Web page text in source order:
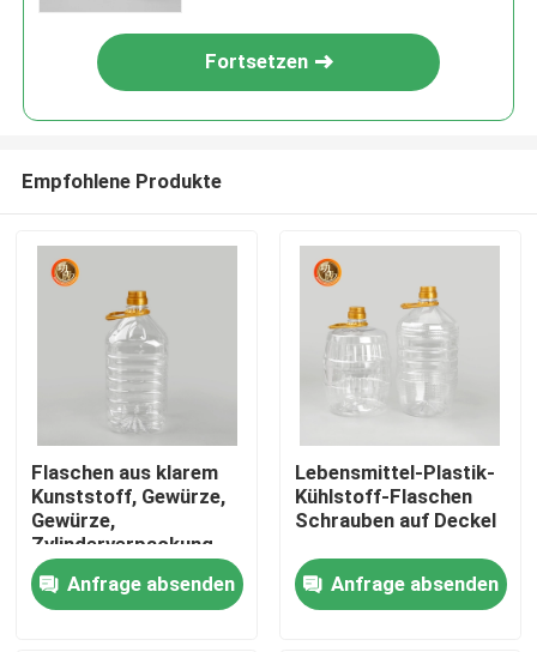
Startseite
Fortsetzen
Empfohlene Produkte
Flaschen aus klarem
Kunststoff, Gewürze,
Gewürze,
Zylinderverpackung
1000 ml-1800 ml
Anfrage absenden
Lebensmittel-Plastik-
Kühlstoff-Flaschen
Schrauben auf Deckel
Anfrage absenden